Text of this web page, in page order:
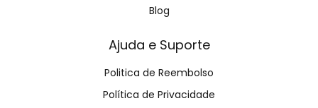
Blog
Ajuda e Suporte
Politica de Reembolso
Política de Privacidade